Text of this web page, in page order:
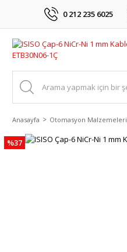
0 212 235 6025
Anasayfa Otomasyon Malzemeleri
%37